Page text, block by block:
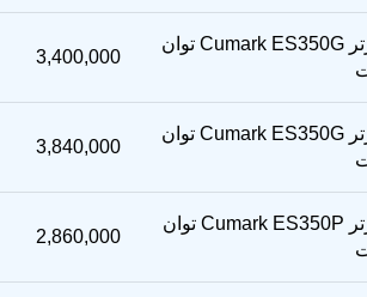
قیمت اینورتر Cumark ES350G توان
3,400,000
قیمت اینورتر Cumark ES350G توان
3,840,000
قیمت اینورتر Cumark ES350P توان
2,860,000